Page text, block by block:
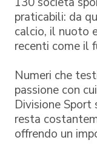
praticabili: da
calcio, il nuoto
recenti come il
Numeri che
passione con
Divisione
resta
offrendo un